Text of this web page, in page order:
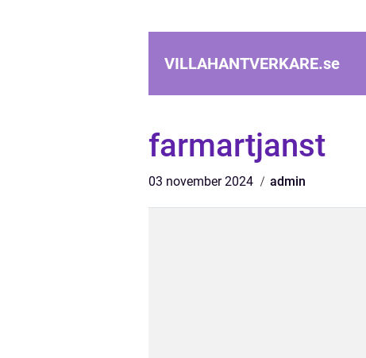
VILLAHANTVERKARE.se
farmartjanst
03 november 2024 admin